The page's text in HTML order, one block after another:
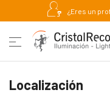
¿Eres un
Localización